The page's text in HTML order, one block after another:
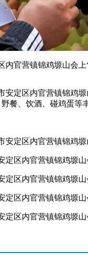
官营镇锦鸡塬山会上
定区内官营镇锦鸡
餐、饮酒、碰鸡蛋
定区内官营镇锦鸡塬
区内官营镇锦鸡塬山
区内官营镇锦鸡塬山
区内官营镇锦鸡塬山
定区内官营镇锦鸡塬山